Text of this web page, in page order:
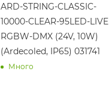
ARD-STRING-CLASSIC-
10000-CLEAR-95LED-LIVE
RGBW-DMX (24V, 10W)
(Ardecoled, IP65) 031741
Много